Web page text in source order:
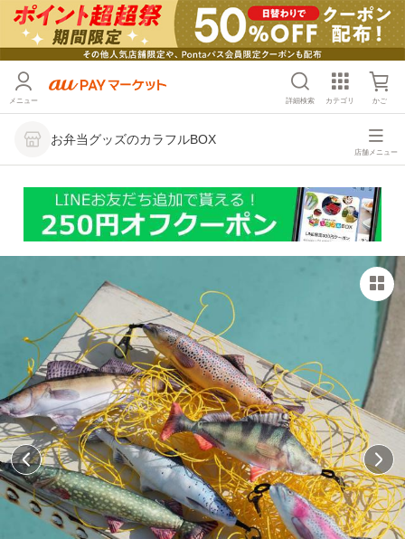
メニュー 詳細検索 カテゴリ かご
お弁当グッズのカラフルBOX
店舗メニュー